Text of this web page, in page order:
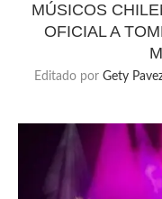
MÚSICOS
OFICIAL A
Editado por Gety